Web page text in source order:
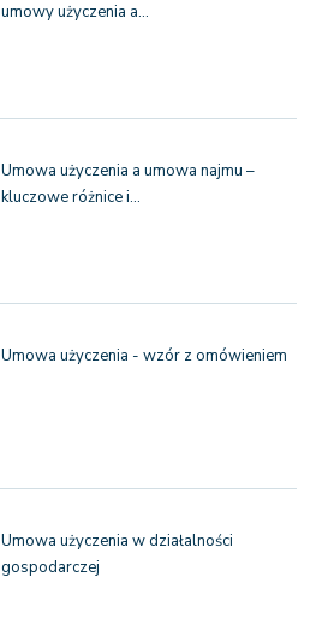
umowy użyczenia a…
Umowa użyczenia a umowa najmu –
kluczowe różnice i…
Umowa użyczenia - wzór z omówieniem
Umowa użyczenia w działalności
gospodarczej